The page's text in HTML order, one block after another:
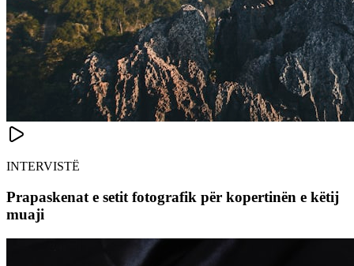
INTERVISTË
Prapaskenat e setit fotografik për kopertinën e këtij
muaji